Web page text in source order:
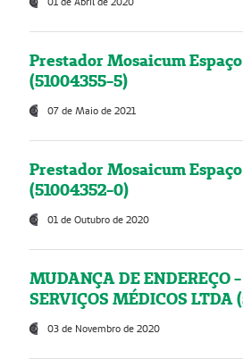
Prestador Mosaicum
(51004355-5)
07 de Maio de 2021
Prestador Mosaicum
(51004352-0)
01 de Outubro de 2020
MUDANÇA DE ENDEREÇO
SERVIÇOS MÉDICOS LTDA
03 de Novembro de 2020